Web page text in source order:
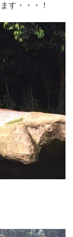
す・・・！